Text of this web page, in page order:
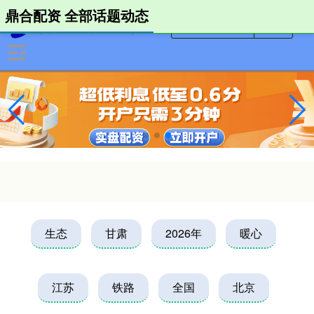
鼎合配资 全部话题动态
生态 甘肃 2026年 暖心
江苏 铁路 全国 北京